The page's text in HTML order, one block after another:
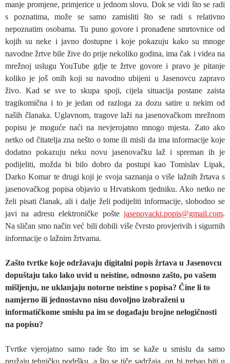
manje promjene, primjerice u jednom slovu. Dok se vidi što se radi
s poznatima, može se samo zamisliti što se radi s relativno
nepoznatim osobama. Tu puno govore i pronađene smrtovnice od
kojih su neke i javno dostupne i koje pokazuju kako su mnoge
navodne žrtve bile žive do prije nekoliko godina, ima čak i videa na
mrežnoj uslugu YouTube gdje te žrtve govore i pravo je pitanje
koliko je još onih koji su navodno ubijeni u Jasenovcu zapravo
živo. Kad se sve to skupa spoji, cijela situacija postane zaista
tragikomična i to je jedan od razloga za dozu satire u nekim od
naših članaka. Uglavnom, tragove laži na jasenovačkom mrežnom
popisu je moguće naći na nevjerojatno mnogo mjesta. Zato ako
netko od čitatelja zna nešto o tome ili misli da ima informacije koje
dodatno pokazuju neku novu jasenovačku laž i spreman ih je
podijeliti, možda bi bilo dobro da postupi kao Tomislav Lipak,
Darko Komar te drugi koji je svoja saznanja o više lažnih žrtava s
jasenovačkog popisa objavio u Hrvatskom tjedniku. Ako netko ne
želi pisati članak, ali i dalje želi podijeliti informacije, slobodno se
javi na adresu elektroničke pošte jasenovacki.popis@gmail.com.
Na sličan smo način već bili dobili više čvrsto provjerivih i sigurnih
informacije o lažnim žrtvama.
Zašto tvrtke koje održavaju digitalni popis žrtava u Jasenovcu
dopuštaju tako lako uvid u neistine, odnosno zašto, po vašem
mišljenju, ne uklanjaju notorne neistine s popisa? Čine li to
namjerno ili jednostavno nisu dovoljno izobraženi u
informatičkome smislu pa im se događaju brojne nelogičnosti
na popisu?
Tvrtke vjerojatno samo rade što im se kaže u smislu da samo
pružaju tehničku podršku, a što se tiče sadržaja, on bi trebao biti u